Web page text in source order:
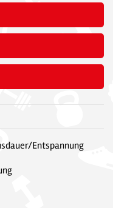
Entspannung